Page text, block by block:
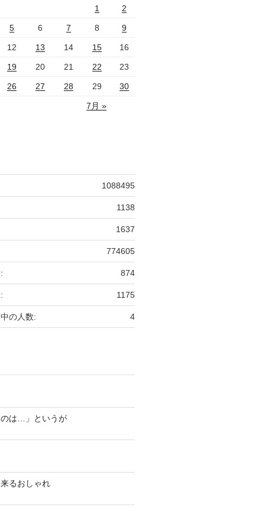
1 2
5 6 7 8 9
12 13 14 15 16
19 20 21 22 23
26 27 28 29 30
7月 »
1088495
1138
1637
774605
874
1175
4
の人数:
のは…」というが
るおしゃれ